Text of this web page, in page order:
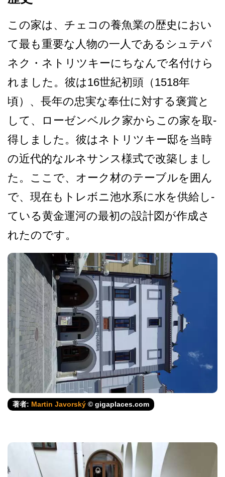
この家は、チェコの養魚業の­歴史におい
て最も重要な人物の一人であるシュテパ
ネ­ク・ネトリツキーにちなんで名付けら
れました。彼は­16世紀初頭（1518年
頃）、長年の忠実な奉仕に­対する褒賞と
して、ローゼンベルク家からこの家を取­
得しました。彼はネトリツキー邸を当時
の近代的なル­ネサンス様式で改築しまし
た。ここで、オーク材のテ­ーブルを囲ん
で、現在もトレボニ池水系に水を供給し­
ている黄金運河の最初の設計図が作成さ
れたのです。
著者: Martin Javorský © gigaplaces.com